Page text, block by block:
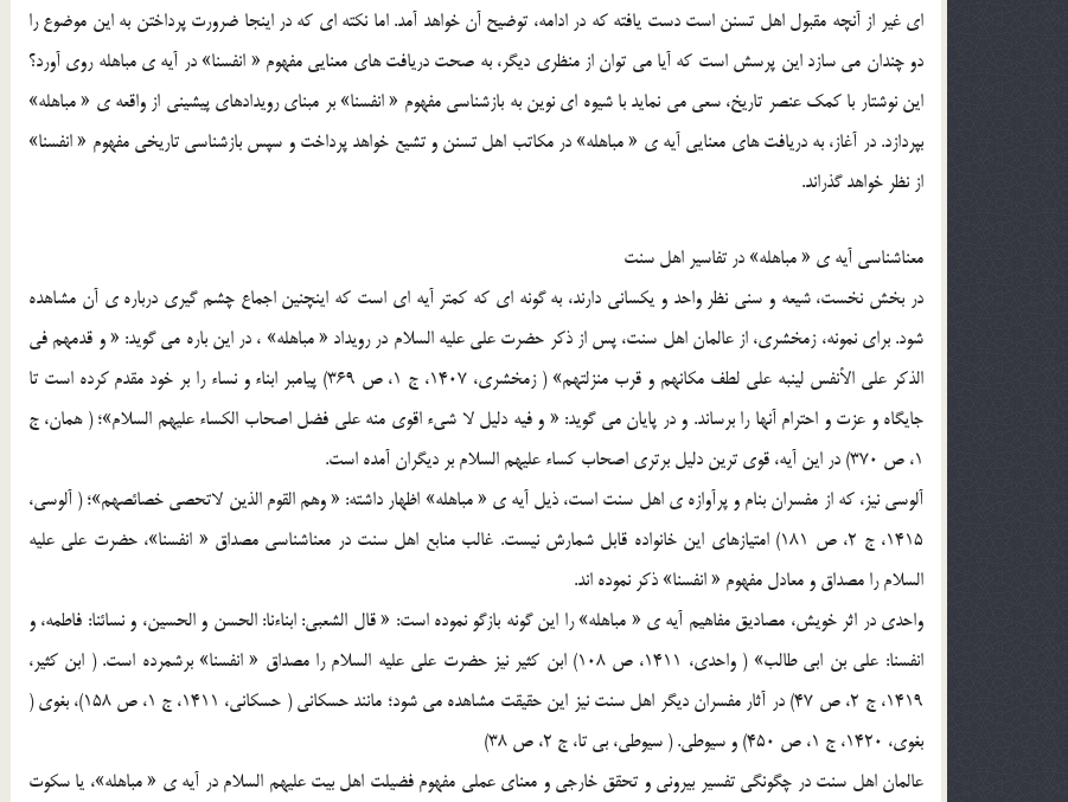
اي غير از آنچه مقبول اهل تسنن است دست يافته که در ادامه،‌ توضيح آن خواهد آمد. اما نکته اي که در اينجا ضرورت پرداختن به اين موضوع را
دو چندان مي سازد اين پرسش است که آيا مي توان از منظري ديگر، به صحت دريافت هاي معنايي مفهوم « انفسنا» در آيه ي مباهله روي آورد؟
اين نوشتار با کمک عنصر تاريخ، سعي مي نمايد با شيوه اي نوين به بازشناسي مفهوم « انفسنا» بر مبناي رويدادهاي پيشيني از واقعه ي « مباهله»
بپردازد. در آغاز، به دريافت هاي معنايي آيه ي « مباهله» در مکاتب اهل تسنن و تشيع خواهد پرداخت و سپس بازشناسي تاريخي مفهوم « انفسنا»
از نظر خواهد گذراند.
معناشناسي آيه ي « مباهله» در تفاسير اهل سنت
در بخش نخست، شيعه و سني نظر واحد و يکساني دارند، به گونه اي که کمتر آيه اي است که اينچنين اجماع چشم گيري درباره ي آن مشاهده
شود. براي نمونه، زمخشري، از عالمان اهل سنت، پس از ذکر حضرت علي عليه السلام در رويداد « مباهله» ، در اين باره مي گويد: « و قدمهم في
الذکر علي الأنفس لينبه علي لطف مکانهم و قرب منزلتهم» ( زمخشري، 1407، ج 1، ص 369) پيامبر ابناء و نساء را بر خود مقدم کرده است تا
جايگاه و عزت و احترام آنها را برساند. و در پايان مي گويد: « و فيه دليل لا شيء اقوي منه علي فضل اصحاب الکساء عليهم السلام»؛ ( همان، ج
1، ص 370) در اين آيه، قوي ترين دليل برتري اصحاب کساء عليهم السلام بر ديگران آمده است.
آلوسي نيز، که از مفسران بنام و پرآوازه ي اهل سنت است، ذيل آيه ي « مباهله» اظهار داشته: « وهم القوم الذين لاتحصي خصائصهم»؛ ( آلوسي،
1415، ج 2، ص 181) امتيازهاي اين خانواده قابل شمارش نيست. غالب منابع اهل سنت در معناشناسي مصداق « انفسنا»، حضرت علي عليه
السلام را مصداق و معادل مفهوم « انفسنا» ذکر نموده اند.
واحدي در اثر خويش، مصاديق مفاهيم آيه ي « مباهله» را اين گونه بازگو نموده است: « قال الشعبي: ابناءنا: الحسن و الحسين، و نسائنا: فاطمه، و
انفسنا: علي بن ابي طالب» ( واحدي، 1411، ص 108) ابن کثير نيز حضرت علي عليه السلام را مصداق « انفسنا» برشمرده است. ( ابن کثير،
1419، ج 2، ص 47) در آثار مفسران ديگر اهل سنت نيز اين حقيقت مشاهده مي شود؛ مانند حسکاني ( حسکاني، 1411، ج 1، ص 158)، بغوي (
بغوي، 1420، ج 1، ص 450) و سيوطي. ( سيوطي، بي تا، ج 2، ص 38)
عالمان اهل سنت در چگونگي تفسير بيروني و تحقق خارجي و معناي عملي مفهوم فضيلت اهل بيت عليهم السلام در آيه ي « مباهله»، يا سکوت